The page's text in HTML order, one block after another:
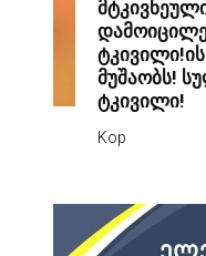
მუშაობს!
ტკივილი!
Kop